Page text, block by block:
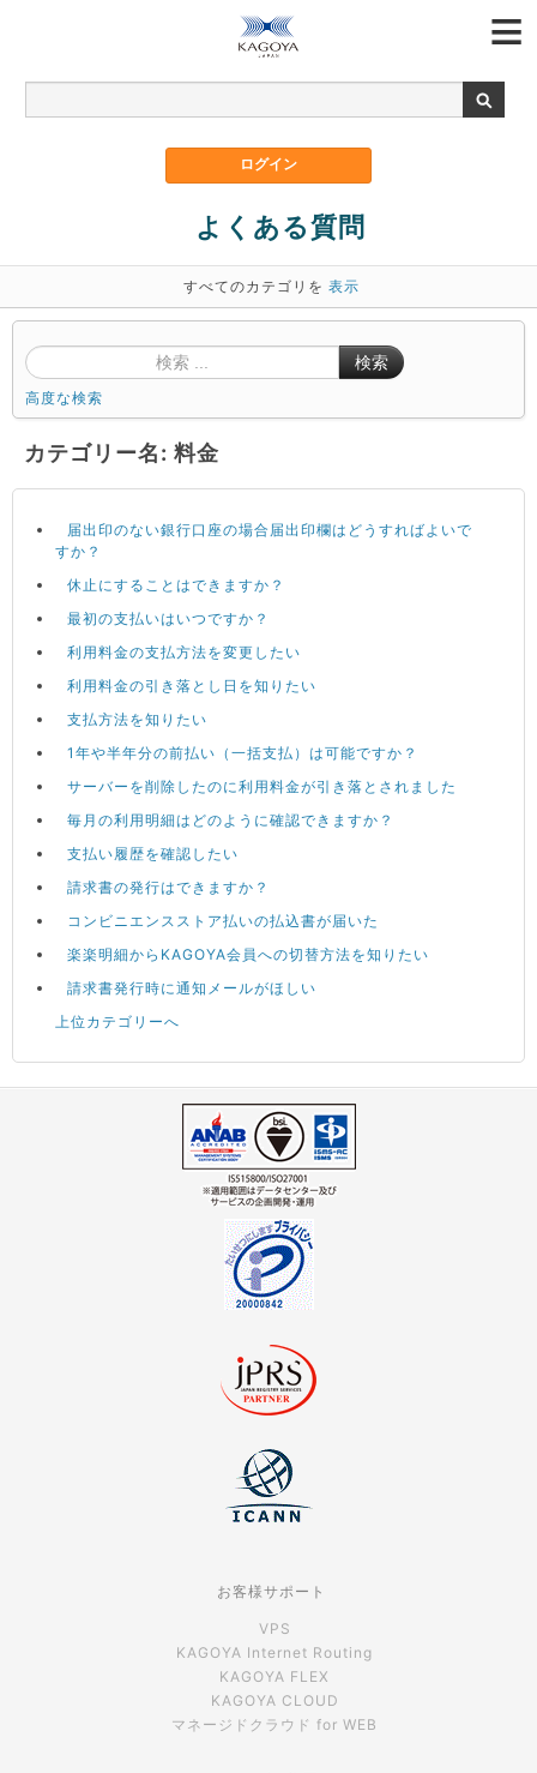
よくある質問
すべてのカテゴリを 表示
検索
高度な検索
カテゴリー名: 料金
届出印のない銀行口座の場合届出印欄はどうすればよいで
すか？
休止にすることはできますか？
最初の支払いはいつですか？
利用料金の支払方法を変更したい
利用料金の引き落とし日を知りたい
支払方法を知りたい
1年や半年分の前払い（一括支払）は可能ですか？
サーバーを削除したのに利用料金が引き落とされました
毎月の利用明細はどのように確認できますか？
支払い履歴を確認したい
請求書の発行はできますか？
コンビニエンスストア払いの払込書が届いた
楽楽明細からKAGOYA会員への切替方法を知りたい
請求書発行時に通知メールがほしい
上位カテゴリーへ
お客様サポート
VPS
KAGOYA Internet Routing
KAGOYA FLEX
KAGOYA CLOUD
マネージドクラウド for WEB